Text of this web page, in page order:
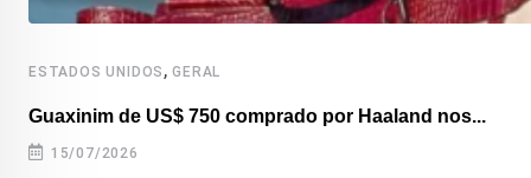
ESTADOS UNIDOS ,GERAL
Guaxinim de US$ 750 comprado por Haaland nos...
15/07/2026